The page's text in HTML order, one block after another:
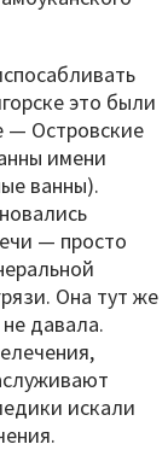
это были
— Островские
имени
ванны).
— просто
Она тут же
давала.
искали